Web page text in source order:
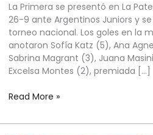
La Primera se presentó en La
26-9 ante Argentinos Juniors y
torneo nacional. Los goles en la
anotaron Sofía Katz (5), Ana
Sabrina Magrant (3), Juana
Excelsa Montes (2), premiada […]
Read More »